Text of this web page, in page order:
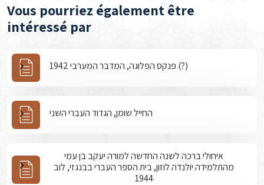
Vous pourriez également être
intéressé par
פנקס הפלוגה, המדבר המערבי 1942 (?)
החייל שומן, הגדוד העברי השני
איחולי ברכה לשנה החדשה למורה יעקב בן עמי
מהתלמידה יולנדה לוזון, בית הספר העברי בבנגזי, לוב
1944